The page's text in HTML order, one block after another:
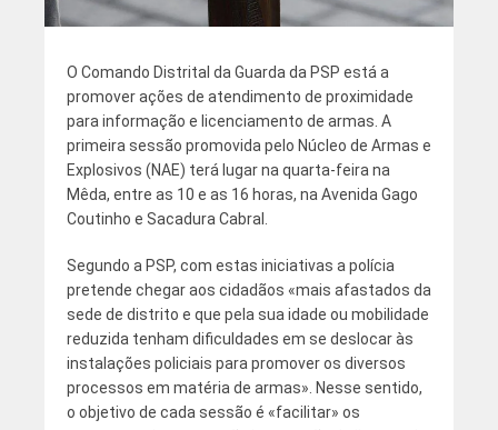
O Comando Distrital da Guarda da PSP está a
promover ações de atendimento de proximidade
para informação e licenciamento de armas. A
primeira sessão promovida pelo Núcleo de Armas e
Explosivos (NAE) terá lugar na quarta-feira na
Mêda, entre as 10 e as 16 horas, na Avenida Gago
Coutinho e Sacadura Cabral.
Segundo a PSP, com estas iniciativas a polícia
pretende chegar aos cidadãos «mais afastados da
sede de distrito e que pela sua idade ou mobilidade
reduzida tenham dificuldades em se deslocar às
instalações policiais para promover os diversos
processos em matéria de armas». Nesse sentido,
o objetivo de cada sessão é «facilitar» os